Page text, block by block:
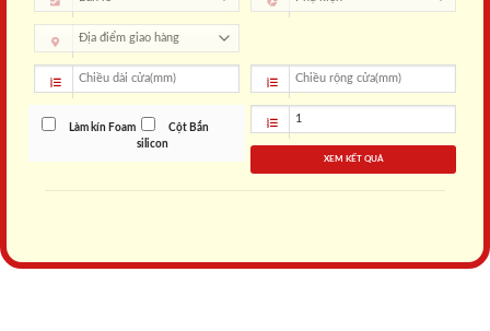
Làm kín Foam
Cột Bắn
silicon
XEM KẾT QUẢ